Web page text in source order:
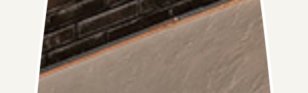
如果你不確定自己是否適合接種 HPV 疫苗，或者對疫苗的
安全有顧慮，請向醫生查詢。